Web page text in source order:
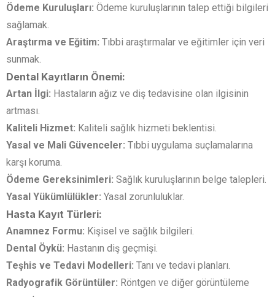
Ödeme Kuruluşları: Ödeme kuruluşlarının talep ettiği bilgileri
sağlamak.
Araştırma ve Eğitim: Tıbbi araştırmalar ve eğitimler için veri
sunmak.
Dental Kayıtların Önemi:
Artan İlgi: Hastaların ağız ve diş tedavisine olan ilgisinin
artması.
Kaliteli Hizmet: Kaliteli sağlık hizmeti beklentisi.
Yasal ve Mali Güvenceler: Tıbbi uygulama suçlamalarına
karşı koruma.
Ödeme Gereksinimleri: Sağlık kuruluşlarının belge talepleri.
Yasal Yükümlülükler: Yasal zorunluluklar.
Hasta Kayıt Türleri:
Anamnez Formu: Kişisel ve sağlık bilgileri.
Dental Öykü: Hastanın diş geçmişi.
Teşhis ve Tedavi Modelleri: Tanı ve tedavi planları.
Radyografik Görüntüler: Röntgen ve diğer görüntüleme